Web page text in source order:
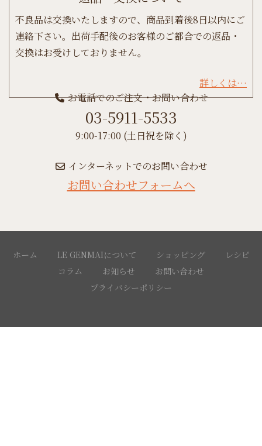
不良品は交換いたしますので、商品到着後8日以内にご
連絡下さい。出荷手配後のお客様のご都合での返品・
交換はお受けしておりません。
詳しくは…
お電話でのご注文・お問い合わせ
03-5911-5533
9:00-17:00 (土日祝を除く)
インターネットでのお問い合わせ
お問い合わせフォームへ
ホーム LE GENMAIについて ショッピング
レシピ
コラム
お知らせ
お問い合わせ
プライバシーポリシー